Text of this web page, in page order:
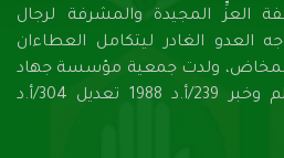
العزِّ المجيدة والمشرفة لرجال
العدو الغادر ليتكامل العطاءان
المخاض، ولدت جمعية مؤسسة جهاد
البناء الإنمائيّة، بموجب علم وخبر 239/أ.د 1988 تعديل 304/أ.د